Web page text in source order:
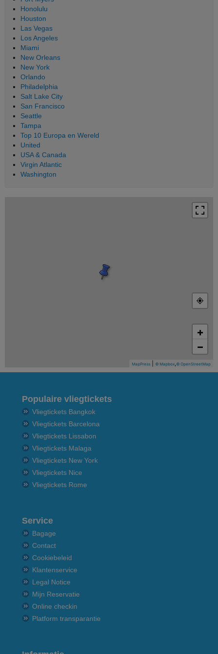
Honolulu
Houston
Las Vegas
Los Angeles
Miami
New Orleans
New York
Orlando
Philadelphia
Salt Lake City
San Francisco
Seattle
Tampa
Top 10 Europa en Wereld
United
USA & Canada
Virgin Atlantic
Washington
+
−
MapPress © Mapbox © OpenStreetMap
Populaire vliegtickets
Vliegtickets Bangkok
Vliegtickets Barcelona
Vliegtickets Lissabon
Vliegtickets Malaga
Vliegtickets New York
Vliegtickets Nice
Vliegtickets Rome
Service
Bagage
Contact
Cookiebeleid
Klantenservice
Legal Notice
Mijn Reservatie
Online checkin
Platform transparantie